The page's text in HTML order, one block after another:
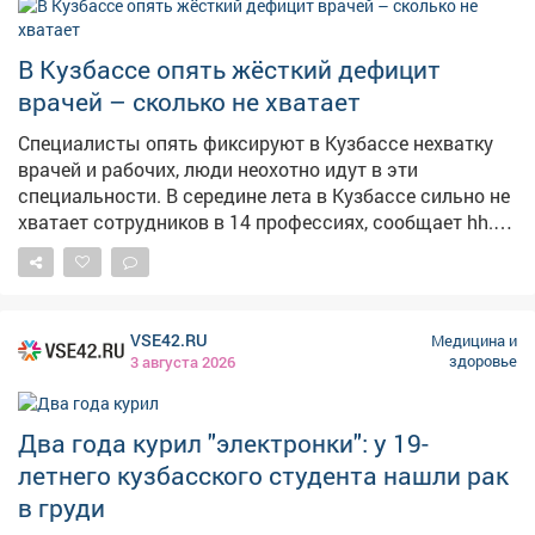
В Кузбассе опять жёсткий дефицит
врачей – сколько не хватает
Специалисты опять фиксируют в Кузбассе нехватку
врачей и рабочих, люди неохотно идут в эти
специальности. В середине лета в Кузбассе сильно не
хватает сотрудников в 14 профессиях, сообщает hh.ru.
Сильнее всего – врачей и фармацевтов. – Наиболее
дефицитными специалистами в регионе остаются
резюме (при норме от 4,0), – сообщает джоб-борд. В
ветеринарии соотношение вакансий к резюме 1,9, в
аптечном деле – 2,3, ана позицию главного врача или
заведующего отделением зафиксировано 3,3 резюме.
Среди рабочих сильнее всего не хватает
токарей,фрезеровщиков и шлифовщиков – всего 2,3
резюме на вакансию. Также с трудом ищут
VSE42.RU
3 августа 2026
Медицина и
здоровье
Два года курил "электронки": у 19-
летнего кузбасского студента нашли рак
в груди